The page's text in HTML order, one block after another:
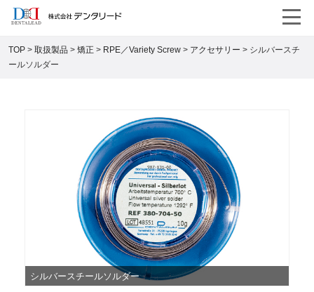
TOP> 取扱製品> 矯正 > RPE／Variety Screw> アクセサリー > シルバースチ
ールソルダー